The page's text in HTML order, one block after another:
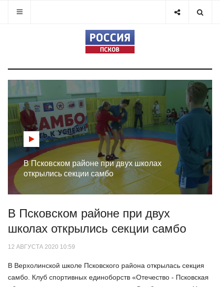
В Псковском районе при двух школах
открылись секции самбо
В Псковском районе при двух
школах открылись секции самбо
12 АВГУСТА 2020 10:59
В Верхолинской школе Псковского района открылась секция
самбо. Клуб спортивных единоборств «Отечество - Псковская